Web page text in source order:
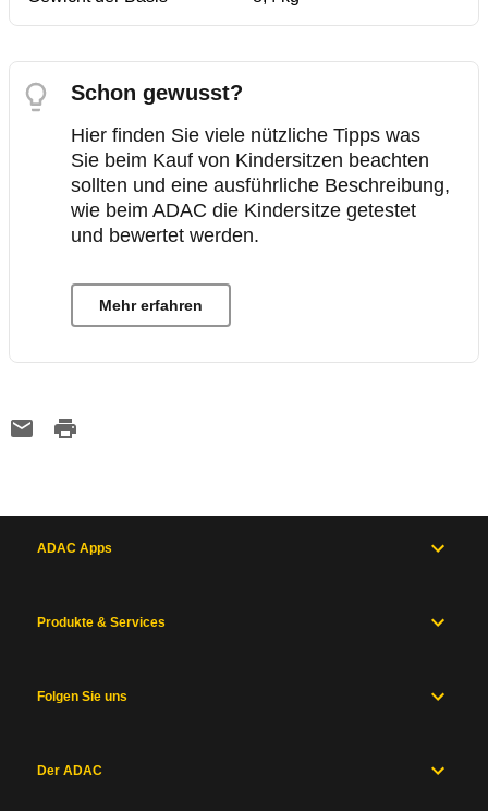
Schon gewusst?
Hier finden Sie viele nützliche Tipps was
Sie beim Kauf von Kindersitzen beachten
sollten und eine ausführliche Beschreibung,
wie beim ADAC die Kindersitze getestet
und bewertet werden.
Mehr erfahren
ADAC Apps
Produkte & Services
Folgen Sie uns
Der ADAC